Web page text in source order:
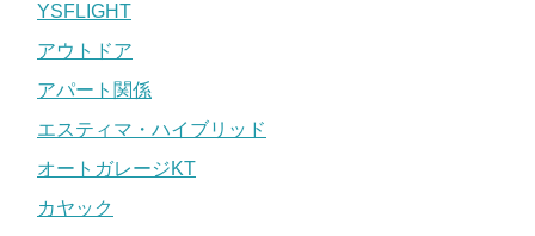
YSFLIGHT
アウトドア
アパート関係
エスティマ・ハイブリッド
オートガレージKT
カヤック